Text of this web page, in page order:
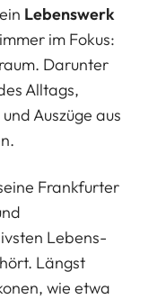
Lebenswerk
im Fokus:
Darunter
Alltags,
Auszüge aus
Frankfurter
Lebens-
Längst
wie etwa